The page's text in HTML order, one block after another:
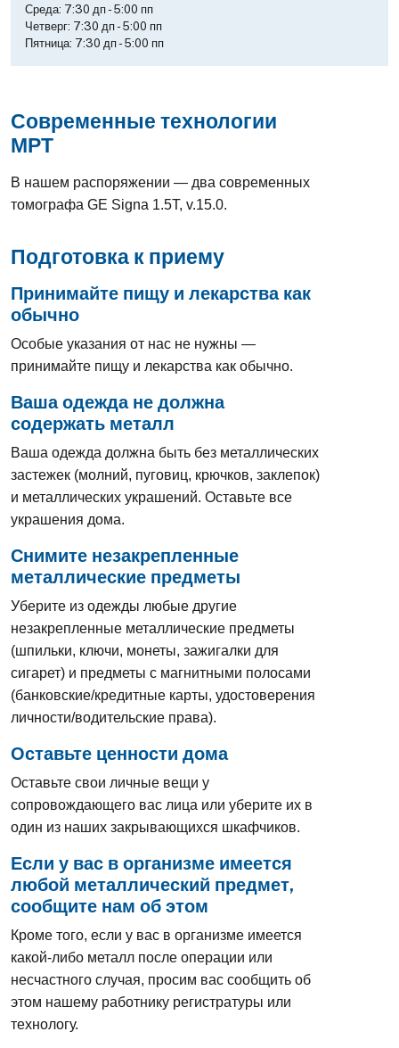
Среда: 7:30 дп- 5:00 пп
Четверг: 7:30 дп- 5:00 пп
Пятница: 7:30 дп- 5:00 пп
Современные технологии
МРТ
В нашем распоряжении — два современных
томографа GE Signa 1.5T, v.15.0.
Подготовка к приему
Принимайте пищу и лекарства как
обычно
Особые указания от нас не нужны —
принимайте пищу и лекарства как обычно.
Ваша одежда не должна
содержать металл
Ваша одежда должна быть без металлических
застежек (молний, пуговиц, крючков, заклепок)
и металлических украшений. Оставьте все
украшения дома.
Снимите незакрепленные
металлические предметы
Уберите из одежды любые другие
незакрепленные металлические предметы
(шпильки, ключи, монеты, зажигалки для
сигарет) и предметы с магнитными полосами
(банковские/кредитные карты, удостоверения
личности/водительские права).
Оставьте ценности дома
Оставьте свои личные вещи у
сопровождающего вас лица или уберите их в
один из наших закрывающихся шкафчиков.
Если у вас в организме имеется
любой металлический предмет,
сообщите нам об этом
Кроме того, если у вас в организме имеется
какой-либо металл после операции или
несчастного случая, просим вас сообщить об
этом нашему работнику регистратуры или
технологу.